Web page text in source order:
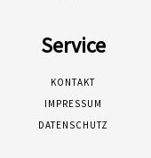
Service
KONTAKT
IMPRESSUM
DATENSCHUTZ